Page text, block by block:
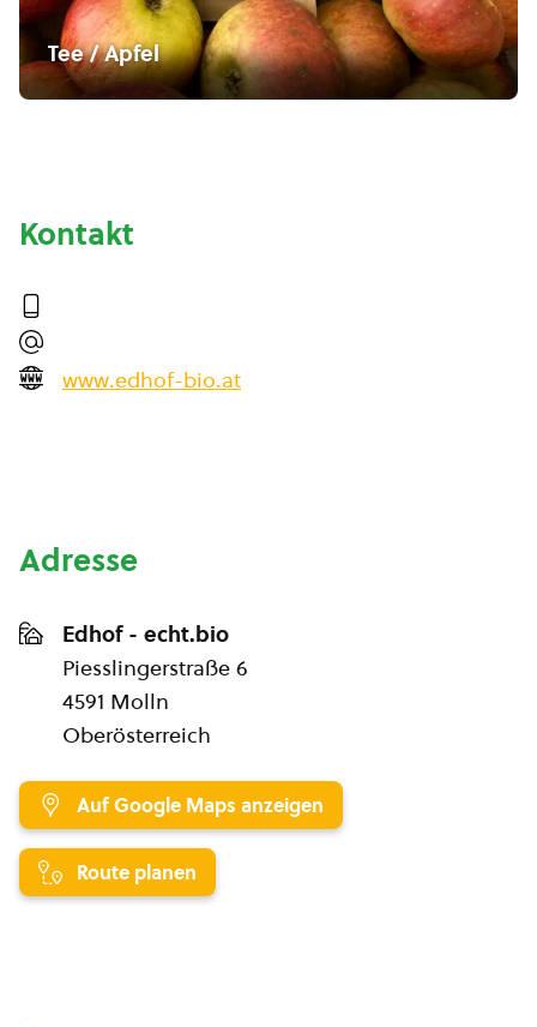
Tee / Apfel
Kontakt
www.edhof-bio.at
Adresse
Edhof - echt.bio
Piesslingerstraße 6
4591 Molln
Oberösterreich
Auf Google Maps anzeigen
Route planen